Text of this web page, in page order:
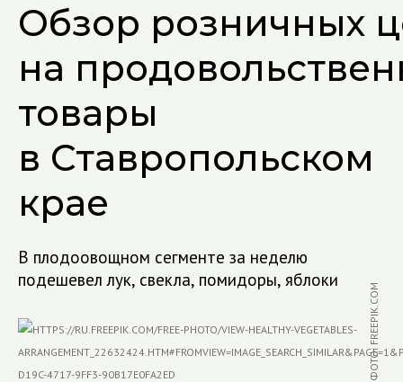
Обзор розничных
на
товары
в Ставропольском
крае
В плодоовощном сегменте за неделю
подешевел лук, свекла, помидоры, яблоки
ФОТО: FREEPIK.COM